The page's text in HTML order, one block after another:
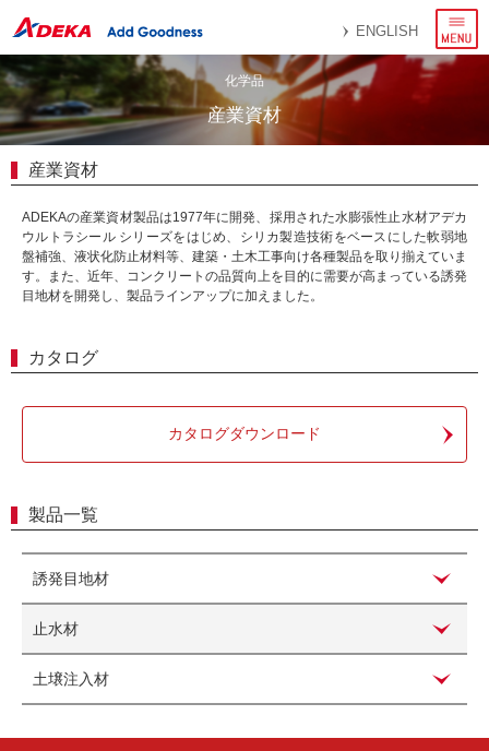
ENGLISH
ニ
ュ
化学品
産業資材
産業資材
ADEKAの産業資材製品は1977年に開発、採用された水膨張性止水材アデカ
ウルトラシール シリーズをはじめ、シリカ製造技術をベースにした軟弱地
盤補強、液状化防止材料等、建築・土木工事向け各種製品を取り揃えていま
す。また、近年、コンクリートの品質向上を目的に需要が高まっている誘発
目地材を開発し、製品ラインアップに加えました。
カタログ
カタログダウンロード
製品一覧
誘発目地材
止水材
土壌注入材